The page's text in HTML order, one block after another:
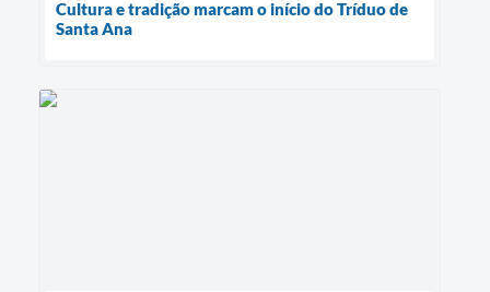
Cultura e tradição marcam o início do Tríduo de
Santa Ana